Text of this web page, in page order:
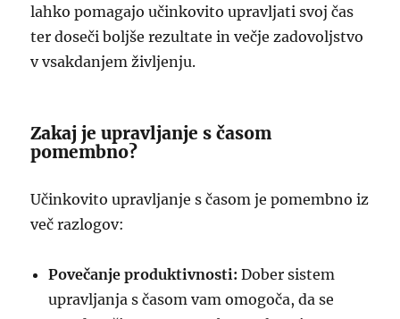
lahko pomagajo učinkovito upravljati svoj čas
ter doseči boljše rezultate in večje zadovoljstvo
v vsakdanjem življenju.
Zakaj je upravljanje s časom
pomembno?
Učinkovito upravljanje s časom je pomembno iz
več razlogov:
Povečanje produktivnosti: Dober sistem
upravljanja s časom vam omogoča, da se